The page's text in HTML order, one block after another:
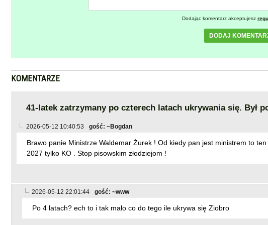
Dodając komentarz akceptujesz
DODAJ
KOMENTARZE
41-latek zatrzymany po czterech latach ukrywania się. Był
2026-05-12 10:40:53 gość: ~Bogdan
Brawo panie Ministrze Waldemar Żurek ! Od kiedy pan jest ministrem to
2027 tylko KO . Stop pisowskim złodziejom !
2026-05-12 22:01:44 gość: ~www
Po 4 latach? ech to i tak mało co do tego ile ukrywa się Ziobro